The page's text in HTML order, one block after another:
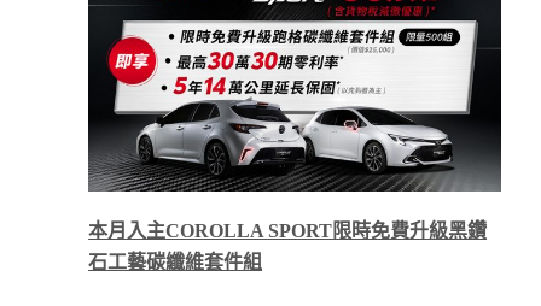
本月入主COROLLA SPORT限時免費升級黑鑽
石工藝碳纖維套件組